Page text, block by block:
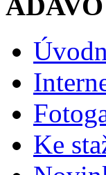
Ke